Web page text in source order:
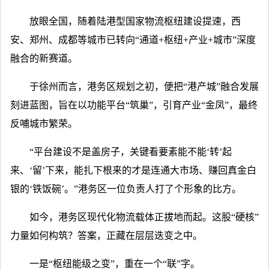
放眼全国，随着陆港型国家物流枢纽建设提速，西
安、郑州、成都等城市已转向“通道+枢纽+产业+城市”深度
融合的新赛道。
于徐州而言，港务区规划之初，便把“港产城”融合发展
刻进蓝图，旨在以功能平台“筑巢”，引育产业“金凤”，最终
反哺城市繁荣。
“平台建设不是盖房子，关键看要素能不能‘转’起
来、‘留’下来，能扎下根来的才是连通大市场、赚回真金白
银的‘铁饭碗’。”港务区一位负责人打了个形象的比方。
如今，港务区现代化物流载体正拔地而起。这股“硬核”
力量如何构筑？答案，正藏在层层迭变之中。
一是“枢纽能级之变”，重在一个“联”字。